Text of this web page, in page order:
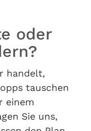
oder
handelt,
tauschen
einem
Sie uns,